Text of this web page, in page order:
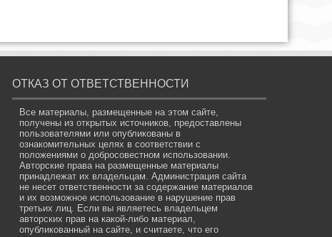
ОТКАЗ ОТ ОТВЕТСТВЕННОСТИ
Все материалы, размещенные на этом сайте,
получены из открытых источников, предоставлены
пользователями или опубликованы в
ознакомительных целях в соответствии с
положениями о добросовестном использовании.
Авторские права на размещенные материалы
принадлежат их владельцам. Администрация сайта
не несет ответственности за содержание материалов
и их возможное использование в нарушение прав
третьих лиц. Если вы являетесь владельцем
авторских прав на какой-либо материал,
опубликованный на сайте, и считаете, что его